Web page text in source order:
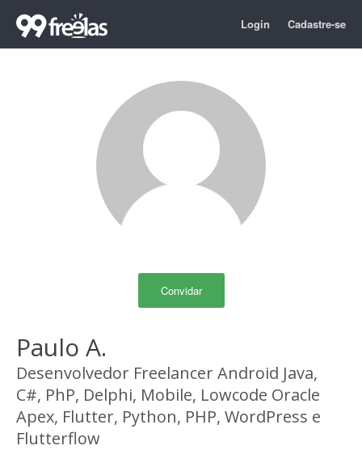
Login Cadastre-se
Convidar
Paulo A.
Desenvolvedor Freelancer Android Java,
C#, PhP, Delphi, Mobile, Lowcode Oracle
Apex, Flutter, Python, PHP, WordPress e
Flutterflow